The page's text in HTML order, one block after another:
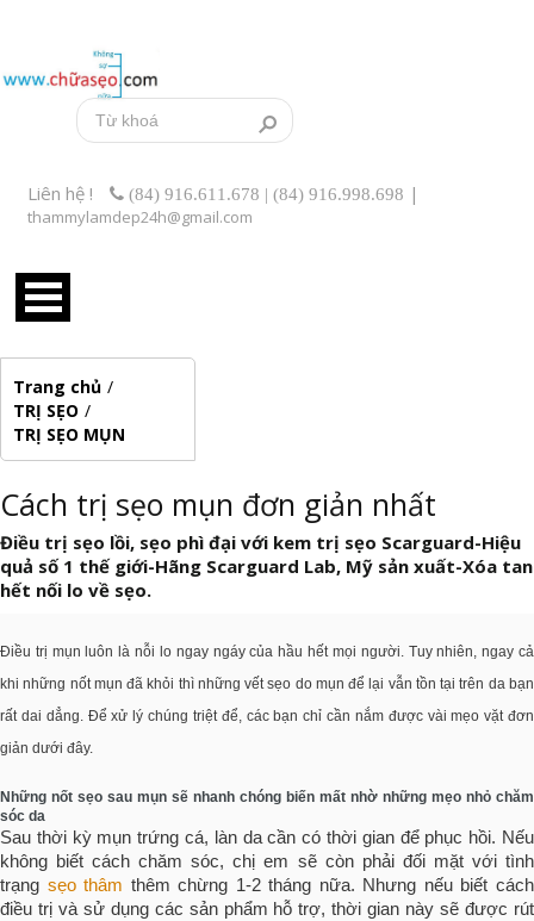
Liên hệ ! (84) 916.611.678 | (84) 916.998.698 |
thammylamdep24h@gmail.com
Trang chủ /
TRỊ SẸO /
TRỊ SẸO MỤN
Cách trị sẹo mụn đơn giản nhất
Điều trị sẹo lồi, sẹo phì đại với kem trị sẹo Scarguard-Hiệu
quả số 1 thế giới-Hãng Scarguard Lab, Mỹ sản xuất-Xóa tan
hết nối lo về sẹo.
Điều trị mụn luôn là nỗi lo ngay ngáy của hầu hết mọi người. Tuy nhiên, ngay cả
khi những nốt mụn đã khỏi thì những vết sẹo do mụn để lại vẫn tồn tại trên da bạn
rất dai dẳng. Để xử lý chúng triệt để, các bạn chỉ cần nắm được vài mẹo vặt đơn
giản dưới đây.
Những nốt sẹo sau mụn sẽ nhanh chóng biến mất nhờ những mẹo nhỏ chăm
sóc da
Sau thời kỳ mụn trứng cá, làn da cần có thời gian để phục hồi. Nếu
không biết cách chăm sóc, chị em sẽ còn phải đối mặt với tình
trạng sẹo thâm thêm chừng 1-2 tháng nữa. Nhưng nếu biết cách
điều trị và sử dụng các sản phẩm hỗ trợ, thời gian này sẽ được rút